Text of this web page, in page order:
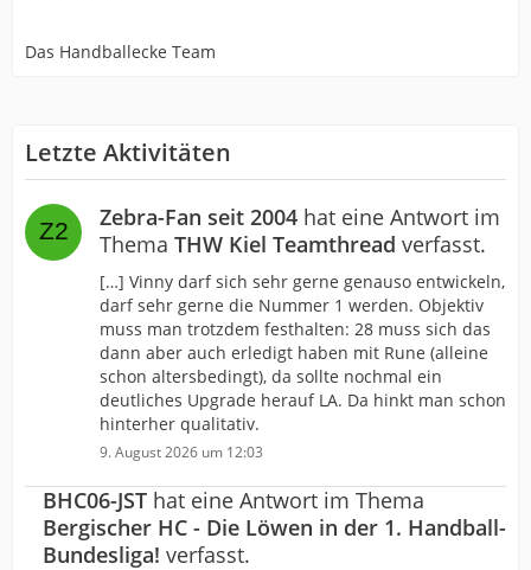
Das Handballecke Team
Letzte Aktivitäten
Zebra-Fan seit 2004 hat eine Antwort im
Thema THW Kiel Teamthread verfasst.
[…] Vinny darf sich sehr gerne genauso entwickeln,
darf sehr gerne die Nummer 1 werden. Objektiv
muss man trotzdem festhalten: 28 muss sich das
dann aber auch erledigt haben mit Rune (alleine
schon altersbedingt), da sollte nochmal ein
deutliches Upgrade herauf LA. Da hinkt man schon
hinterher qualitativ.
9. August 2026 um 12:03
BHC06-JST hat eine Antwort im Thema
Bergischer HC - Die Löwen in der 1. Handball-
Bundesliga! verfasst.